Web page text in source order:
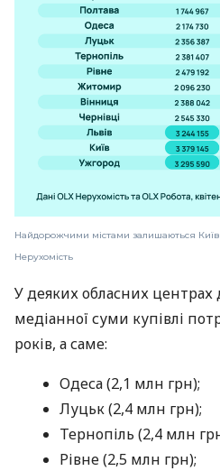
Найдорожчими містами залишаються Київ
Нерухомість
У деяких обласних
медіанної суми купівлі
років, а саме:
Одеса (2,1 млн грн);
Луцьк (2,4 млн грн);
Тернопіль (2,4 млн
Рівне (2,5 млн грн);